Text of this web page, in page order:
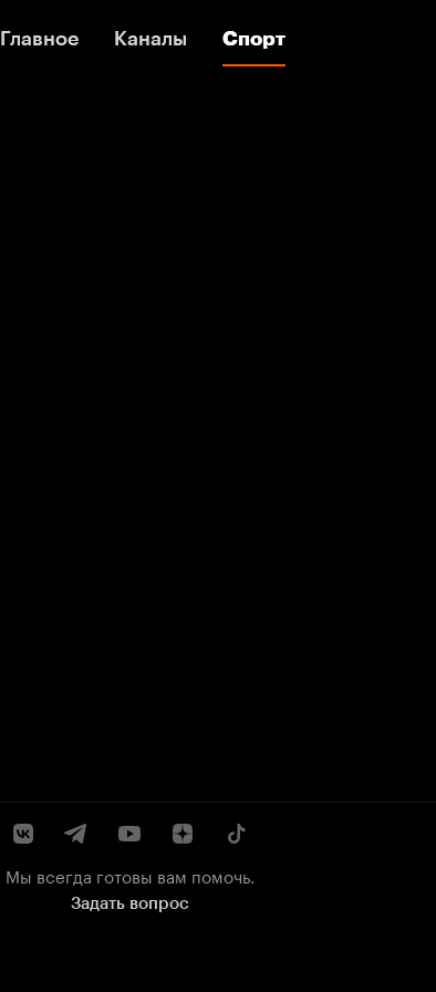
Главное Каналы Спорт
Главное Каналы Спорт
Мы всегда готовы вам помочь.
Задать вопрос